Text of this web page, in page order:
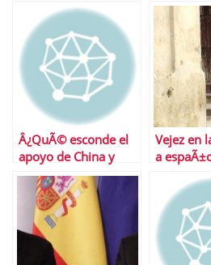
Â¿QuÃ© esconde el
apoyo de China y
JapÃ³n a EspaÃ±a?
Vejez en
a